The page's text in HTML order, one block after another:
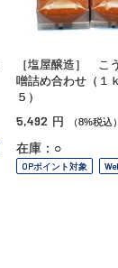
［塩屋醸造］ こ
噌詰め合わせ（１
５）
5,492 円 （8%税込
在庫：○
OPポイント対象